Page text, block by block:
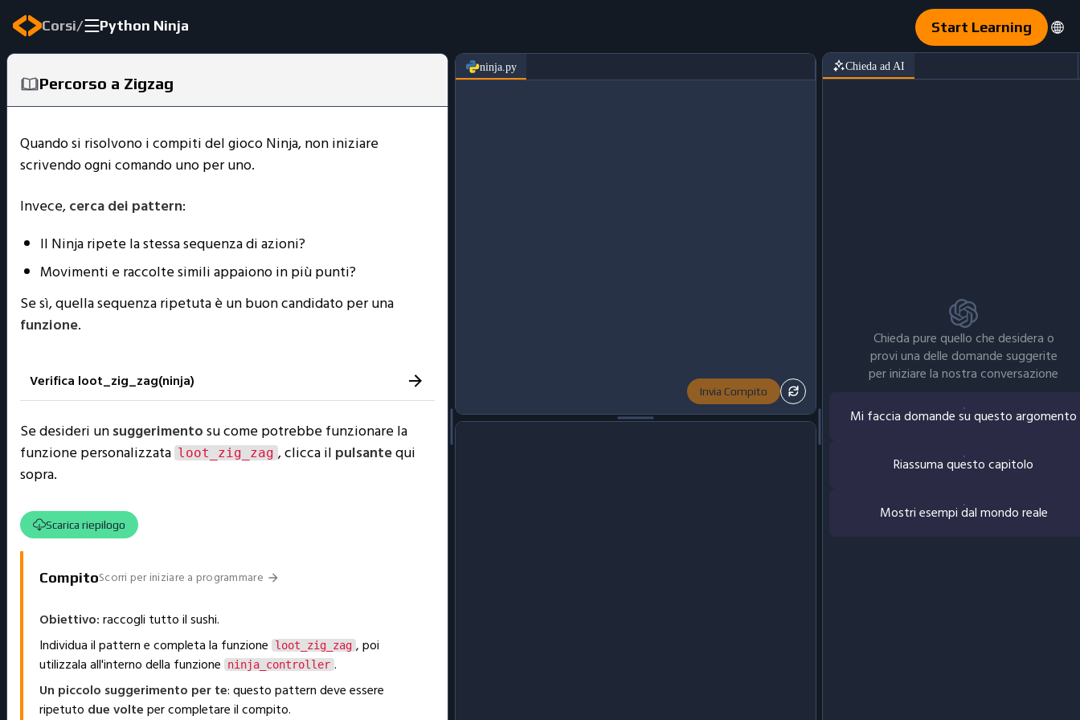
Corsi/ Python Ninja Start Learning
Percorso a Zigzag
Quando si risolvono i compiti del gioco Ninja, non iniziare
scrivendo ogni comando uno per uno.
Invece,cerca dei pattern:
Il Ninja ripete la stessa sequenza di azioni?
Movimenti e raccolte simili appaiono in più punti?
Se sì, quella sequenza ripetuta è un buon candidato per una
funzione.
Verifica loot_zig_zag(ninja)
Se desideri unsuggerimentosu come potrebbe funzionare la
funzione personalizzata loot_zig_zag , clicca il pulsantequi
sopra.
Scarica riepilogo
CompitoScorri per iniziare a programmare
ninja.py
Invia Compito
Chieda ad AI
Chieda pure quello che desidera o
provi una delle domande suggerite
per iniziare la nostra conversazione
Mi faccia domande su questo argomento
Riassuma questo capitolo
Mostri esempi dal mondo reale